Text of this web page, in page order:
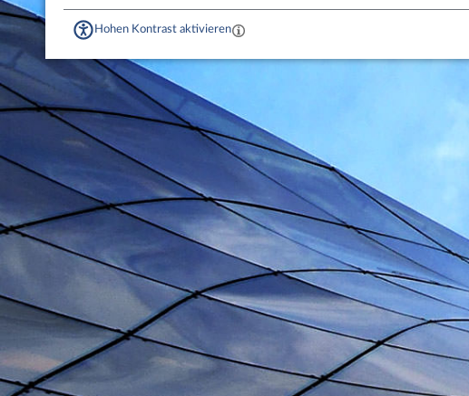
Hohen Kontrast aktivieren